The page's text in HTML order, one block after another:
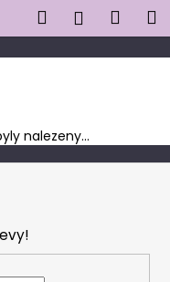
Hledat
košík
nalezeny...